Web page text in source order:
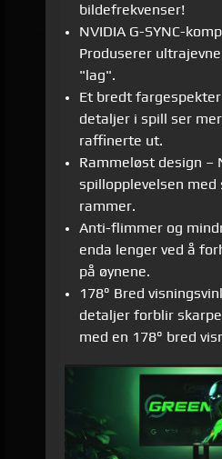
bildefrekvenser!
NVIDIA G-SYNC-
Produserer
"lag".
Et bredt
detaljer i spill ser
raffinerte ut.
Rammeløst design –
spillopplevelsen med
rammer.
Anti-flimmer og
enda lenger ved å
på øynene.
178° Bred
detaljer forblir
med en 178° bred